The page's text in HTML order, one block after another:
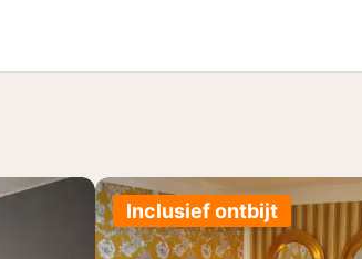
Inclusief ontbijt